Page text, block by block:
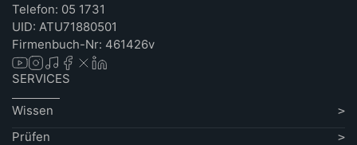
Telefon: 05 1731
UID: ATU71880501
Firmenbuch-Nr: 461426v
SERVICES
Wissen
Prüfen